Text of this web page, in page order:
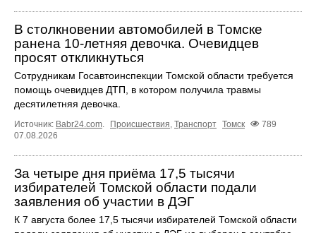
В столкновении автомобилей в Томске
ранена 10-летняя девочка. Очевидцев
просят откликнуться
Сотрудникам Госавтоинспекции Томской области требуется
помощь очевидцев ДТП, в котором получила травмы
десятилетняя девочка.
Источник: Babr24.com. Происшествия, Транспорт Томск
789
07.08.2026
За четыре дня приёма 17,5 тысячи
избирателей Томской области подали
заявления об участии в ДЭГ
К 7 августа более 17,5 тысячи избирателей Томской области